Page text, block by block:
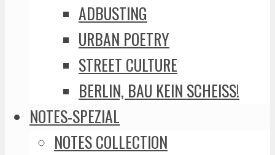
ADBUSTING
URBAN POETRY
STREET CULTURE
BERLIN, BAU KEIN SCHEISS!
NOTES-SPEZIAL
NOTES COLLECTION